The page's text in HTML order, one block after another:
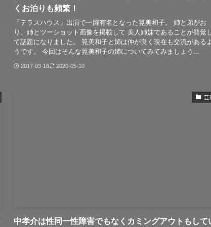
くお泊りも頻繁！
「テラスハウス」出演で一躍有名となった筧美和子。 姉と弟がお
り、姉とツーショット画像を掲載して 美人姉妹であることが発覚
て話題になりました。 筧美和子と姉は仲が良く現在も交流があるよ
うです。 今回はそんな筧美和子の姉についてみてみましょう...
2017-03-18 2020-05-10
芸
中孝介は性同一性障害でもなくカミングアウトもして